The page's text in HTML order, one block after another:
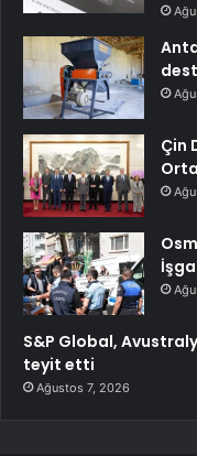
Çin
S&P Global,
teyit etti
Ağustos 7, 2026